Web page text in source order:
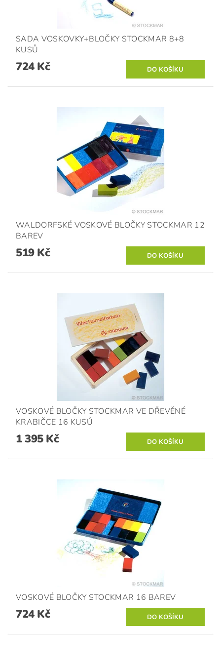
SADA VOSKOVKY+BLOČKY STOCKMAR 8+8
KUSŮ
724 Kč
WALDORFSKÉ VOSKOVÉ BLOČKY STOCKMAR 12
BAREV
519 Kč
VOSKOVÉ BLOČKY STOCKMAR VE DŘEVĚNÉ
KRABIČCE 16 KUSŮ
1 395 Kč
VOSKOVÉ BLOČKY STOCKMAR 16 BAREV
724 Kč